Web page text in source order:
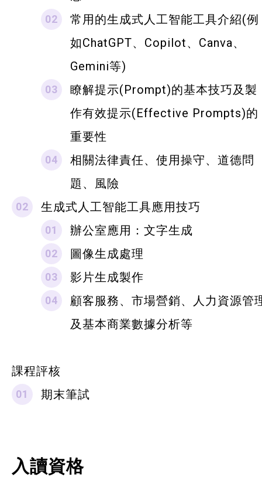
常用的生成式人工智能工具介紹(例
如ChatGPT、Copilot、Canva、
Gemini等)
瞭解提示(Prompt)的基本技巧及製
作有效提示(Effective Prompts)的
重要性
相關法律責任、使用操守、道德問
題、風險
生成式人工智能工具應用技巧
辦公室應用：文字生成
圖像生成處理
影片生成製作
顧客服務、市場營銷、人力資源管
及基本商業數據分析等
課程評核
期末筆試
入讀資格